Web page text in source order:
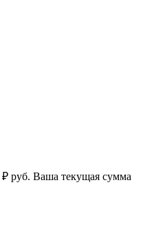
₽ руб. Ваша текущая сумма